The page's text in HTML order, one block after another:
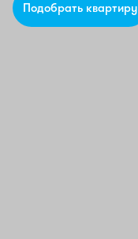
Подобрать квартиру